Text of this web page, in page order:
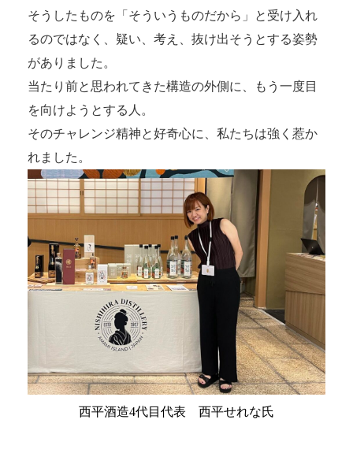
そうしたものを「そういうものだから」と受け入れ
るのではなく、疑い、考え、抜け出そうとする姿勢
がありました。
当たり前と思われてきた構造の外側に、もう一度目
を向けようとする人。
そのチャレンジ精神と好奇心に、私たちは強く惹か
れました。
西平酒造4代目代表 西平せれな氏